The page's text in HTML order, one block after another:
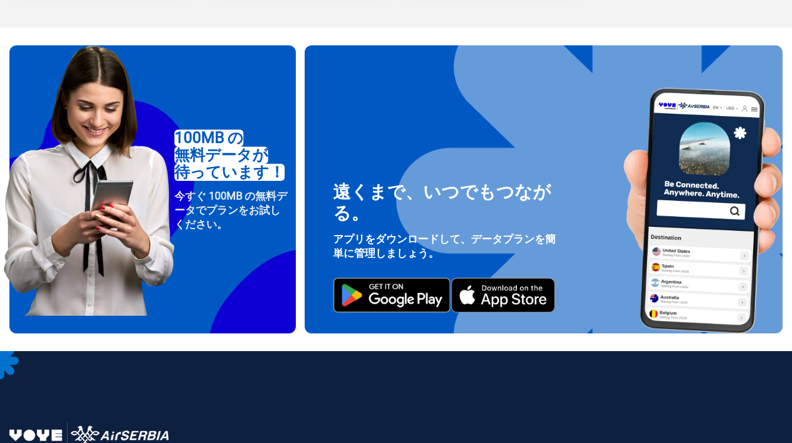
ポップアップを閉じる
How do I get my eSim?
To get your eSIM, start by checking if your device supports eSIM technology.
Then, contact your mobile carrier to request an eSIM activation. They will
provide you with a QR code or activation details that you can scan or enter
in your device settings. Once activated, you can enjoy the benefits of eSIM
without needing a physical SIM card!
100MB の
無料データが
待っています！
今すぐ 100MB の無料デ
ータでプランをお試し
ください。
遠くまで、いつでもつなが
る。
アプリをダウンロードして、データプランを簡
単に管理しましょう。
ログインまたは登録
アカウントにログインするか、数秒でアカウントを作成してください。
メールアドレス